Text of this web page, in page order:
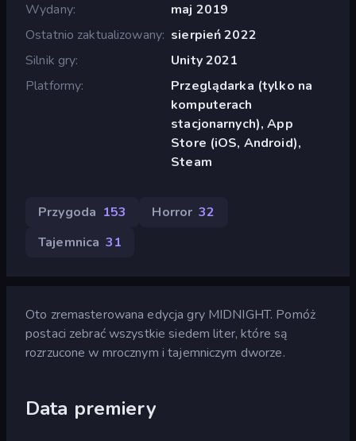
Wydany
maj 2019
Ostatnio zaktualizowany sierpień 2022
Silnik gry
Unity 2021
Platformy
Przeglądarka (tylko na
komputerach
stacjonarnych), App
Store (iOS, Android),
Steam
Przygoda 153 Horror 32
Tajemnica 31
Oto zremasterowana edycja gry MIDNIGHT. Pomóż
postaci zebrać wszystkie siedem liter, które są
rozrzucone w mrocznym i tajemniczym dworze.
Data premiery